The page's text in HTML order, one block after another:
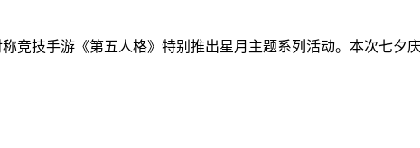
竞技手游《第五人格》特别推出星月主题系列活动。本次七夕